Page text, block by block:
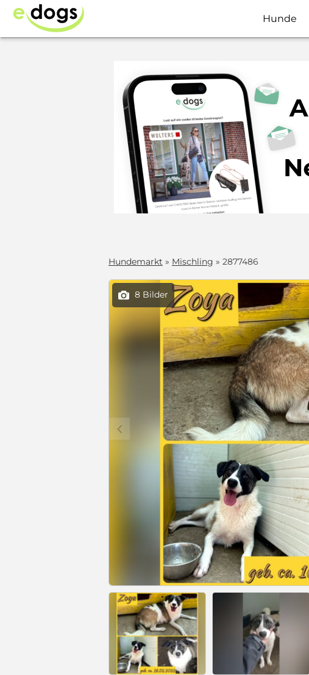
Hunde
Hundemarkt » Mischling » 2877486
 8 Bilder
c